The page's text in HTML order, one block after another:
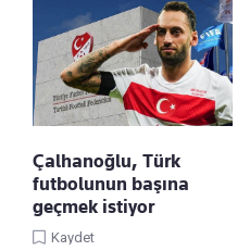
Çalhanoğlu, Türk
futbolunun başına
geçmek istiyor
Kaydet